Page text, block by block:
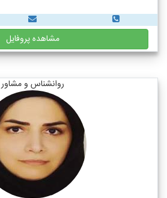
مشاهده پروفایل
روانشناس و مشاور